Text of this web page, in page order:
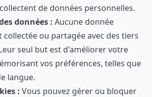
de données personnelles.
données : Aucune donnée
collectée ou partagée avec des tiers
seul but est d'améliorer votre
vos préférences, telles que
langue.
: Vous pouvez gérer ou bloquer